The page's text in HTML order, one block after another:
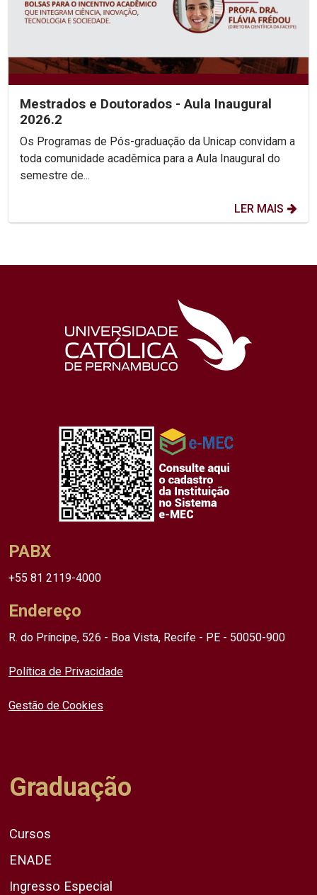
Mestrados e Doutorados - Aula Inaugural
2026.2
Os Programas de Pós-graduação da Unicap convidam a
toda comunidade acadêmica para a Aula Inaugural do
semestre de...
LER MAIS
PABX
+55 81 2119-4000
Endereço
R. do Príncipe, 526 - Boa Vista, Recife - PE - 50050-900
Política de Privacidade
Gestão de Cookies
Graduação
Cursos
ENADE
Ingresso Especial